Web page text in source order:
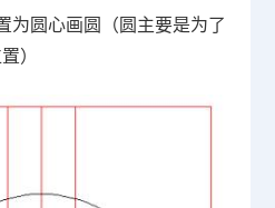
为圆心画圆（圆主要是为了
）